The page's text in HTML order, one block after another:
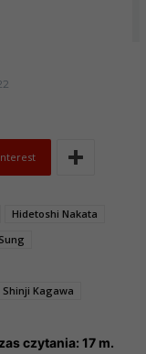
Hidetoshi Nakata
Shinji Kagawa
czytania: 17 m.